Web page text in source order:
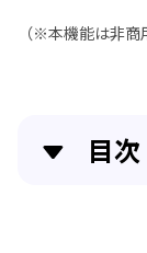
（※本機能は非商
目次